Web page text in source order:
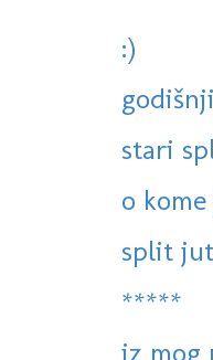
:)
stari
o
split
*****
iz mog